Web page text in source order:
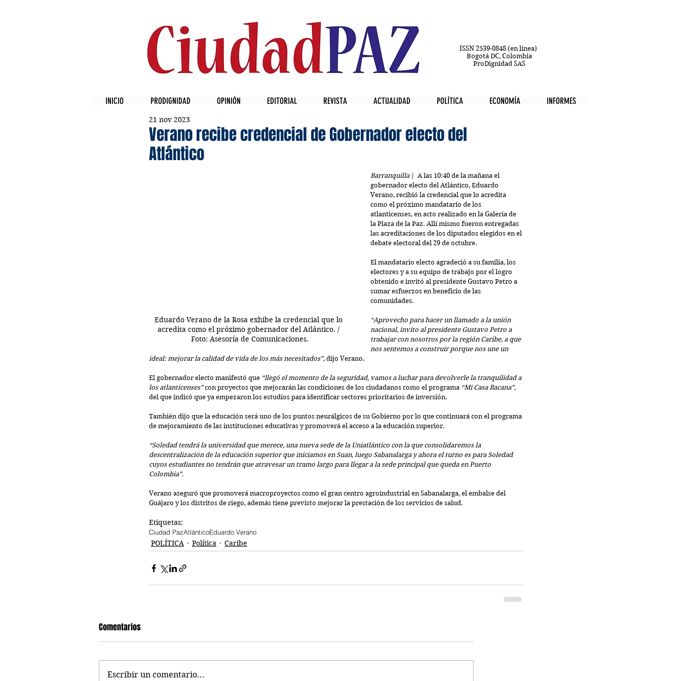
ISSN 2539-0848 (en línea)
Bogotá DC, Colombia
ProDignidad SAS
INICIO PRODIGNIDAD OPINIÓN EDITORIAL REVISTA ACTUALIDAD POLÍTICA ECONOMÍA INFORMES
Verano recibe credencial de Gobernador electo del
Atlántico
21 nov 2023
Eduardo Verano de la Rosa exhibe la credencial que lo
acredita como el próximo gobernador del Atlántico. /
Foto: Asesoría de Comunicaciones.
Barranquilla |  A las 10:40 de la mañana el
gobernador electo del Atlántico, Eduardo
Verano, recibió la credencial que lo acredita
como el próximo mandatario de los
atlanticenses, en acto realizado en la Galería de
la Plaza de la Paz. Allí mismo fueron entregadas
las acreditaciones de los diputados elegidos en el
debate electoral del 29 de octubre.
El mandatario electo agradeció a su familia, los
electores y a su equipo de trabajo por el logro
obtenido e invitó al presidente Gustavo Petro a
sumar esfuerzos en beneficio de las
comunidades.
“Aprovecho para hacer un llamado a la unión
nacional, invito al presidente Gustavo Petro a
trabajar con nosotros por la región Caribe, a que
nos sentemos a construir porque nos une un
ideal: mejorar la calidad de vida de los más necesitados”, dijo Verano.
El gobernador electo manifestó que “llegó el momento de la seguridad, vamos a luchar para devolverle la tranquilidad a
los atlanticenses” con proyectos que mejorarán las condiciones de los ciudadanos como el programa “Mi Casa Bacana”,
del que indicó que ya empezaron los estudios para identificar sectores prioritarios de inversión.
También dijo que la educación será uno de los puntos neurálgicos de su Gobierno por lo que continuará con el programa
de mejoramiento de las instituciones educativas y promoverá el acceso a la educación superior.
“Soledad tendrá la universidad que merece, una nueva sede de la Uniatlántico con la que consolidaremos la
descentralización de la educación superior que iniciamos en Suan, luego Sabanalarga y ahora el turno es para Soledad
cuyos estudiantes no tendrán que atravesar un tramo largo para llegar a la sede principal que queda en Puerto
Colombia”.
Verano aseguró que promoverá macroproyectos como el gran centro agroindustrial en Sabanalarga, el embalse del
Guájaro y los distritos de riego, además tiene previsto mejorar la prestación de los servicios de salud.
Etiquetas:
Ciudad PazAtlánticoEduardo Verano
POLÍTICA Política Caribe
Comentarios
Escribir un comentario...